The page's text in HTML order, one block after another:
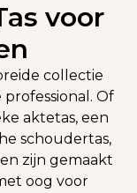
voor
collectie
Of
aktetas, een
schoudertas,
zijn gemaakt
oog voor